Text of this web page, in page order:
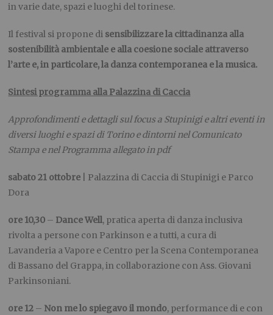
in varie date, spazi e luoghi del torinese.
Il festival si propone di sensibilizzare la cittadinanza alla
sostenibilità ambientale e alla coesione sociale attraverso
l’arte e, in particolare, la danza contemporanea e la musica.
Sintesi programma alla Palazzina di Caccia
Approfondimenti e dettagli sul focus a Stupinigi e altri eventi in
diversi luoghi e spazi di Torino e dintorni nel Comunicato
Stampa e nel Programma allegato in pdf
sabato 21 ottobre | Palazzina di Caccia di Stupinigi e Parco
Dora
ore 10,30 – Dance Well, pratica aperta di danza inclusiva
rivolta a persone con Parkinson e a tutti, a cura di
Lavanderia a Vapore e Centro per la Scena Contemporanea
di Bassano del Grappa, in collaborazione con Ass. Giovani
Parkinsoniani.
ore 12 – Non me lo spiegavo il mondo, performance di e con